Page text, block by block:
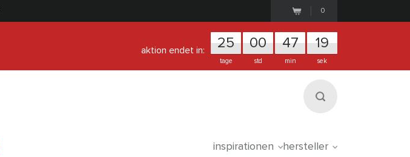
0
aktion endet in: 25
tage
00
std
47
min
18
sek
inspirationen hersteller